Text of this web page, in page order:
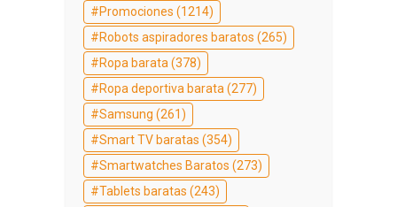
Promociones (1214)
Robots aspiradores baratos (265)
Ropa barata (378)
Ropa deportiva barata (277)
Samsung (261)
Smart TV baratas (354)
Smartwatches Baratos (273)
Tablets baratas (243)